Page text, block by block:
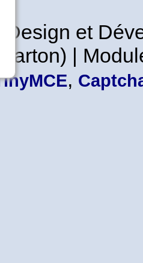
et
|
,